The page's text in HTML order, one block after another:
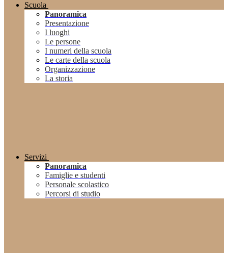
Scuola
Panoramica
Presentazione
I luoghi
Le persone
I numeri della scuola
Le carte della scuola
Organizzazione
La storia
Servizi
Panoramica
Famiglie e studenti
Personale scolastico
Percorsi di studio